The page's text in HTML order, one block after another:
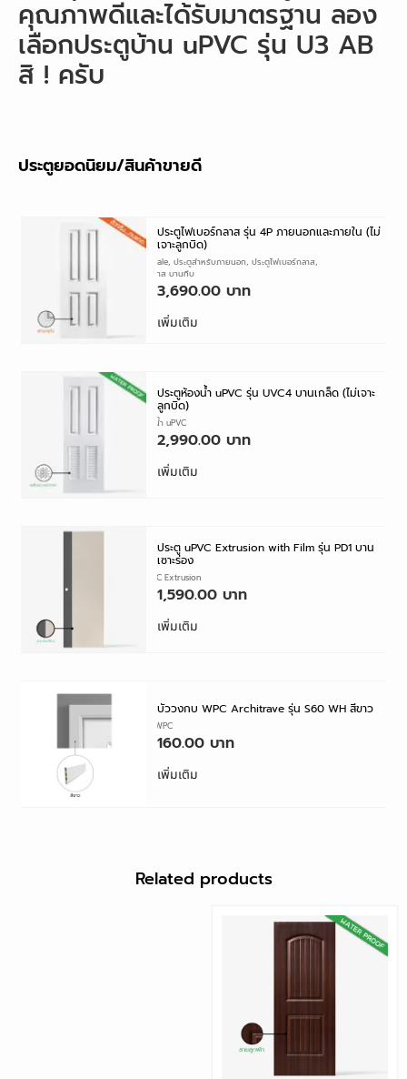
คุณภาพดีและได้รับมาตรฐาน ลอง
เลือกประตูบ้าน uPVC รุ่น U3 AB
สิ ! ครับ
ประตูยอดนิยม/สินค้าขายดี
Factory Sale, ประตูสำหรับภายนอก, ประตูไฟเบอร์กลาส,
ไฟเบอร์กลาส บานทึบ
ประตูไฟเบอร์กลาส รุ่น 4P ภายนอกและภายใน (ไม่
เจาะลูกบิด)
3,690.00
เพิ่มเติม
ประตูห้องน้ำ uPVC
ประตูห้องน้ำ uPVC รุ่น UVC4 บานเกล็ด (ไม่เจาะ
ลูกบิด)
2,990.00
เพิ่มเติม
ประตู uPVC Extrusion
ประตู uPVC Extrusion with Film รุ่น PD1 บาน
เซาะร่อง
1,590.00
เพิ่มเติม
บัววงกบ WPC
บัววงกบ WPC Architrave รุ่น S60 WH สีขาว
160.00
เพิ่มเติม
Related products